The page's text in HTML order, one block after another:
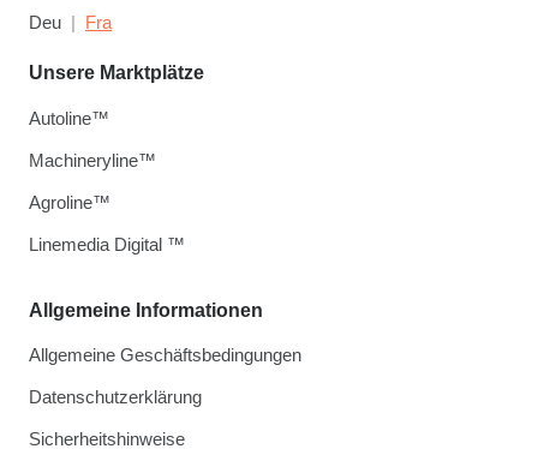
Deu Fra
Allgemeine Informationen
Allgemeine Geschäftsbedingungen
Datenschutzerklärung
Sicherheitshinweise
Unsere Marktplätze
Autoline™
Machineryline™
Agroline™
Linemedia Digital ™